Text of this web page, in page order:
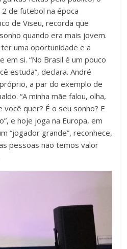
de futebol na época
de Viseu, recorda que
quando era mais jovem.
uma oportunidade e a
em si. “No Brasil é um pouco
estuda”, declara. André
a par do exemplo de
“A minha mãe falou, olha,
quer? É o seu sonho? E
e hoje joga na Europa, em
“jogador grande”, reconhece,
pessoas não temos valor